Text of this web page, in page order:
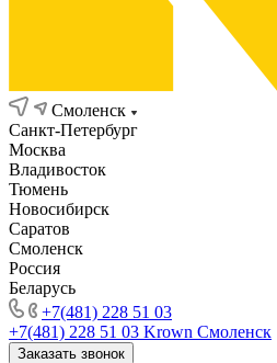
Смоленск
Санкт-Петербург
Москва
Владивосток
Тюмень
Новосибирск
Саратов
Смоленск
Россия
Беларусь
+7(481) 228 51 03
+7(481) 228 51 03 Krown Смоленск
Заказать звонок